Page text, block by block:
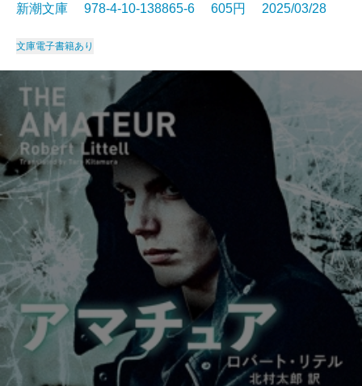
新潮文庫 978-4-10-138865-6 605円 2025/03/28
文庫電子書籍あり